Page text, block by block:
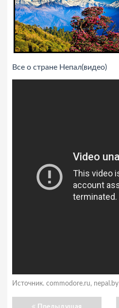
Все о стране Непал(видео)
Источник. commodore.ru, nepal.by